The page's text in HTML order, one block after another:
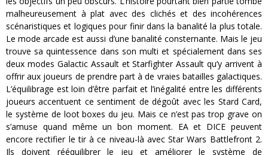
malheureusement à plat avec des clichés et des incohérences
scénaristiques et logiques pour finir dans la banalité la plus totale.
Le mode arcade est aussi d’une banalité consternante. Mais le jeu
trouve sa quintessence dans son multi et spécialement dans ses
deux modes Galactic Assault et Starfighter Assault qu’y arrivent à
offrir aux joueurs de prendre part à de vraies batailles galactiques.
L’équilibrage est loin d’être parfait et l’inégalité entre les différents
joueurs accentuent ce sentiment de dégoût avec les Stard Card,
le système de loot boxes du jeu. Mais ce n’est pas trop grave on
s’amuse quand même un bon moment. EA et DICE peuvent
encore rectifier le tir à ce niveau-là avec Star Wars Battlefront 2.
Ils doivent rééquilibrer le jeu et améliorer le système de